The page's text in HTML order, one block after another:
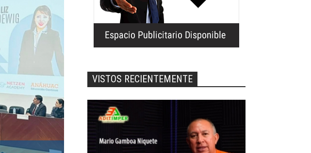
VISTOS RECIENTEMENTE